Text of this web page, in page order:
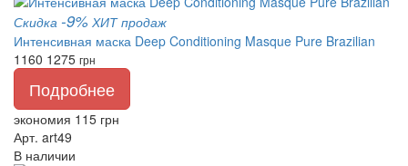
Скидка -9% ХИТ продаж
Интенсивная маска Deep Conditioning Masque Pure Brazilian
1160 1275 грн
Подробнее
экономия 115 грн
Арт. art49
В наличии